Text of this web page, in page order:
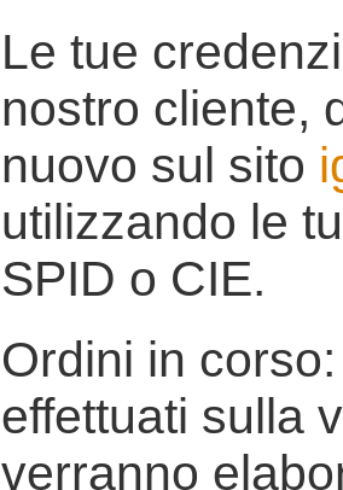
Le tue
nostro cliente,
nuovo sul sito
utilizzando le
SPID o CIE.
Ordini in
effettuati sulla
verranno